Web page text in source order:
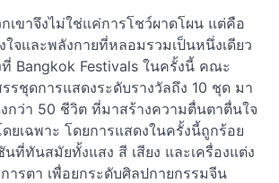
เขาจึงไม่ใช่แค่การโชว์ผาดโผน แต่คือ
จและพลังกายที่หลอมรวมเป็นหนึ่งเดียว
Bangkok Festivals ในครั้งนี้ คณะ
รชุดการแสดงระดับรางวัลถึง 10 ชุด มา
ว่า 50 ชีวิต ที่มาสร้างความตื่นตาตื่นใจ
ยเฉพาะ โดยการแสดงในครั้งนี้ถูกร้อย
นที่ทันสมัยทั้งแสง สี เสียง และเครื่องแต่ง
ารตา เพื่อยกระดับศิลปกายกรรมจีน